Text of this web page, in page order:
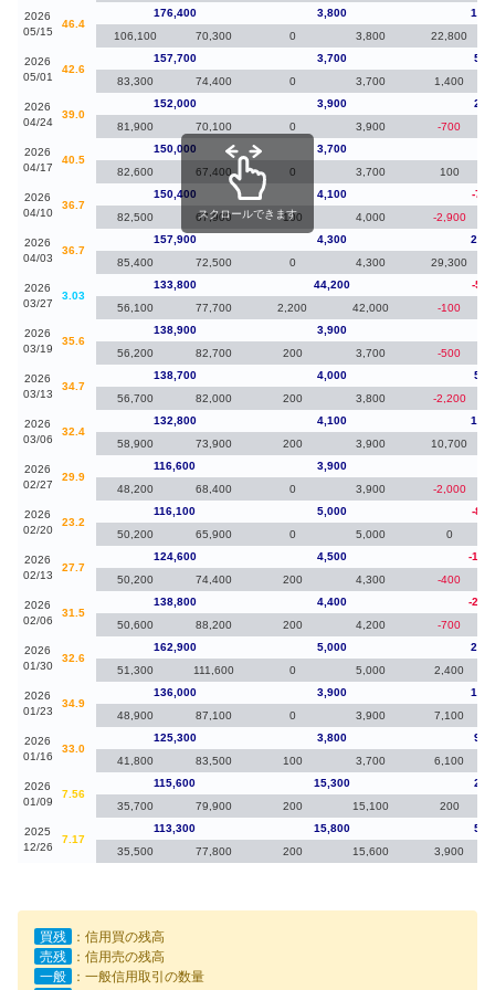
2026
05/15
46.4
176,400 3,800
106,100
70,300 0 3,800 22,800
2026
05/01
42.6
157,700 3,700
83,300
74,400 0 3,700 1,400
2026
04/24
39.0
152,000 3,900
81,900
70,100 0 3,900 -700
2026
04/17
40.5
150,000 3,700
82,600
67,400 0 3,700 100
2026
04/10
36.7
150,400 4,100
-
82,500
67,900 100 4,000 -2,900
2026
04/03
36.7
157,900 4,300
85,400
72,500 0 4,300 29,300
2026
03/27
3.03
133,800 44,200
-
56,100
77,700 2,200 42,000 -100
2026
03/19
35.6
138,900 3,900
56,200
82,700 200 3,700 -500
2026
03/13
34.7
138,700 4,000
56,700
82,000 200 3,800 -2,200
2026
03/06
32.4
132,800 4,100
58,900
73,900 200 3,900 10,700
2026
02/27
29.9
116,600 3,900
48,200
68,400 0 3,900 -2,000
2026
02/20
23.2
116,100 5,000
-
50,200
65,900 0 5,000 0
2026
02/13
27.7
124,600 4,500
-
50,200
74,400 200 4,300 -400
2026
02/06
31.5
138,800 4,400
-
50,600
88,200 200 4,200 -700
2026
01/30
32.6
162,900 5,000
51,300
111,600 0 5,000 2,400
2026
01/23
34.9
136,000 3,900
48,900
87,100 0 3,900 7,100
2026
01/16
33.0
125,300 3,800
41,800
83,500 100 3,700 6,100
2026
01/09
7.56
115,600 15,300
35,700
79,900 200 15,100 200
2025
12/26
7.17
113,300 15,800
35,500
77,800 200 15,600 3,900
スクロールできます
買残
：信用買の残高
売残
：信用売の残高
一般
：一般信用取引の数量